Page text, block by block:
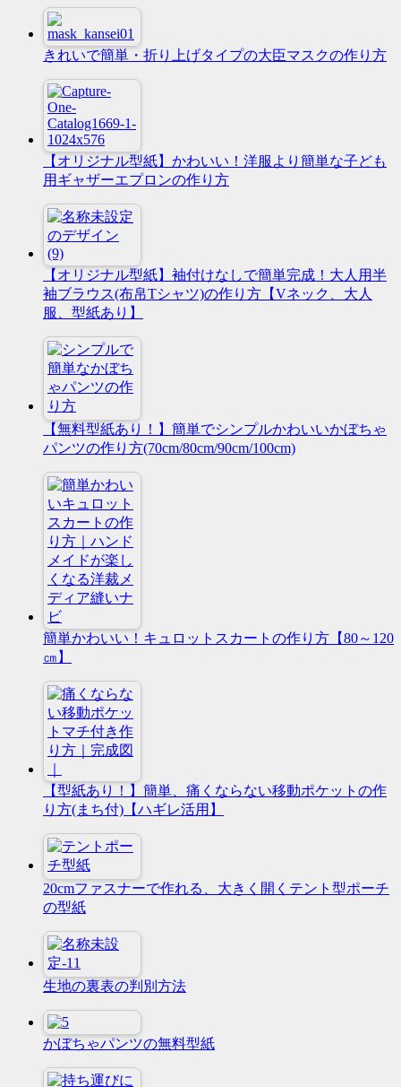
きれいで簡単・折り上げタイプの大臣マスクの作り方
【オリジナル型紙】かわいい！洋服より簡単な子ども
用ギャザーエプロンの作り方
【オリジナル型紙】袖付けなしで簡単完成！大人用半
袖ブラウス(布帛Tシャツ)の作り方【Vネック、大人
服、型紙あり】
【無料型紙あり！】簡単でシンプルかわいいかぼちゃ
パンツの作り方(70cm/80cm/90cm/100cm)
簡単かわいい！キュロットスカートの作り方【80～120
㎝】
【型紙あり！】簡単、痛くならない移動ポケットの作
り方(まち付)【ハギレ活用】
20cmファスナーで作れる、大きく開くテント型ポーチ
の型紙
生地の裏表の判別方法
かぼちゃパンツの無料型紙